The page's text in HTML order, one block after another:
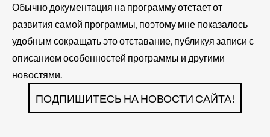
Обычно документация на программу отстает от
развития самой программы, поэтому мне показалось
удобным сокращать это отставание, публикуя записи с
описанием особенностей программы и другими
новостями.
ПОДПИШИТЕСЬ НА НОВОСТИ САЙТА!